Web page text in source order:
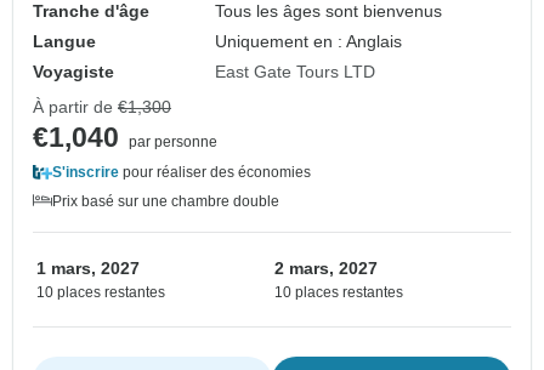
Tranche d'âge
Tous les âges sont bienvenus
Langue
Uniquement en : Anglais
Voyagiste
East Gate Tours LTD
À partir de €1,300
€1,040
par personne
S'inscrire pour réaliser des économies
Prix basé sur une chambre double
1 mars, 2027
10 places restantes
2 mars, 2027
10 places restantes